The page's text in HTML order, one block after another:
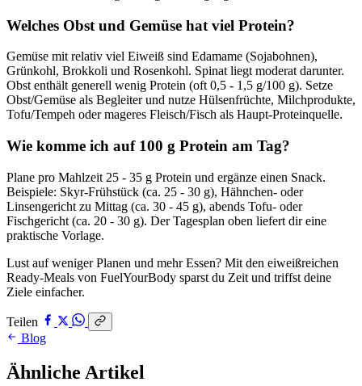
Welches Obst und Gemüse hat viel Protein?
Gemüse mit relativ viel Eiweiß sind Edamame (Sojabohnen),
Grünkohl, Brokkoli und Rosenkohl. Spinat liegt moderat darunter.
Obst enthält generell wenig Protein (oft 0,5 - 1,5 g/100 g). Setze
Obst/Gemüse als Begleiter und nutze Hülsenfrüchte, Milchprodukte,
Tofu/Tempeh oder mageres Fleisch/Fisch als Haupt-Proteinquelle.
Wie komme ich auf 100 g Protein am Tag?
Plane pro Mahlzeit 25 - 35 g Protein und ergänze einen Snack.
Beispiele: Skyr-Frühstück (ca. 25 - 30 g), Hähnchen- oder
Linsengericht zu Mittag (ca. 30 - 45 g), abends Tofu- oder
Fischgericht (ca. 20 - 30 g). Der Tagesplan oben liefert dir eine
praktische Vorlage.
Lust auf weniger Planen und mehr Essen? Mit den eiweißreichen
Ready-Meals von FuelYourBody sparst du Zeit und triffst deine
Ziele einfacher.
Teilen
Blog
Ähnliche Artikel